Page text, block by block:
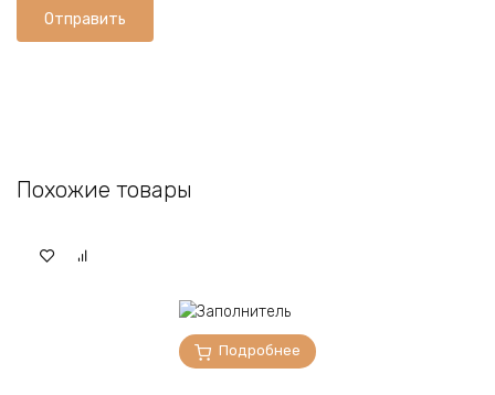
Похожие товары
Подробнее